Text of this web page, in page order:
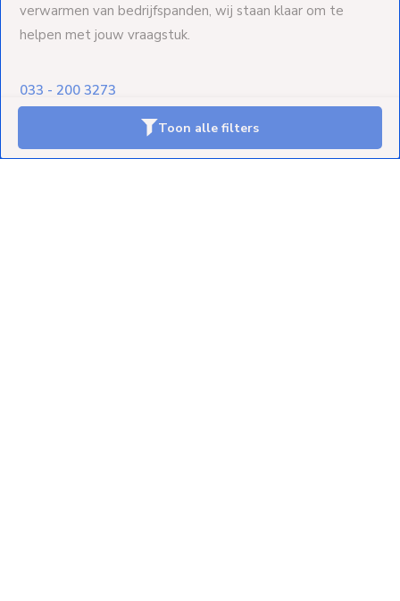
Toon alle filters
verwarmen van bedrijfspanden, wij staan klaar om te
helpen met jouw vraagstuk.
033 - 200 3273
klantenservice@klimaatshop.nl